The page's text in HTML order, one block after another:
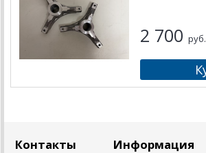
2 700 руб.
Контакты Информация